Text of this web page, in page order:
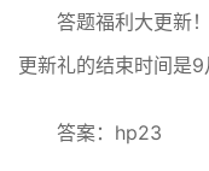
答题福利大更新
更新礼的结束时间是9
答案：hp23